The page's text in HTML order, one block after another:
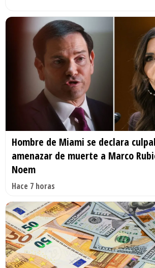
Hombre de Miami se declara
amenazar de muerte a Marco
Noem
Hace 7 horas